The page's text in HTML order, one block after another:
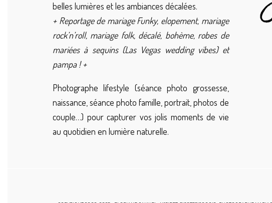
belles lumières et les ambiances décalées.
+ Reportage de mariage Funky, elopement, mariage
rock’n’roll, mariage folk, décalé, bohème, robes de
mariées à sequins (Las Vegas wedding vibes) et
pampa ! +
Photographe lifestyle (séance photo grossesse,
naissance, séance photo famille, portrait, photos de
couple…) pour capturer vos jolis moments de vie
au quotidien en lumière naturelle.